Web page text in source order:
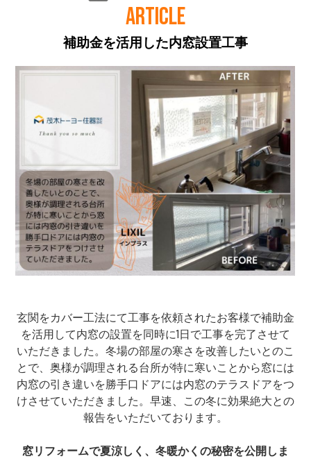
ARTICLE
補助金を活用した内窓設置工事